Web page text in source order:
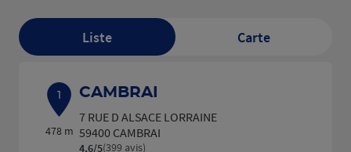
Liste Carte
1
478 m
CAMBRAI
7 RUE D ALSACE LORRAINE
59400 CAMBRAI
4,6/5Note de 4.6 sur 5
(399 avis)